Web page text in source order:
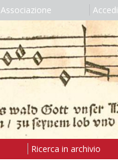
Associazione Accedi
Ricerca in archivio